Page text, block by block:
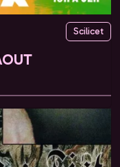
Scilicet